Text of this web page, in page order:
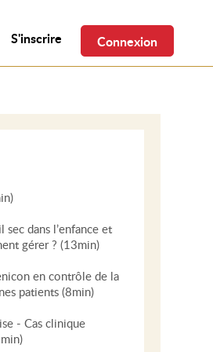
S'inscrire Connexion
dans l’enfance et
gérer ? (13min)
en contrôle de la
patients (8min)
- Cas clinique